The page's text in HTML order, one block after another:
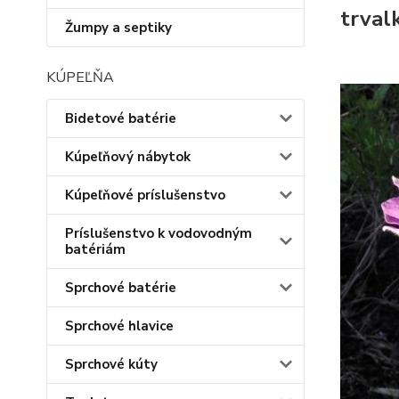
Žumpy a septiky
KÚPEĽŇA
Bidetové batérie
Kúpeľňový nábytok
Kúpeľňové príslušenstvo
Príslušenstvo k vodovodným
batériám
Sprchové batérie
Sprchové hlavice
Sprchové kúty